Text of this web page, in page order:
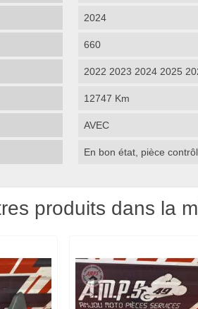
2024
660
2022 2023 2024 2025
12747 Km
AVEC
En bon état, pièce
produits dans la